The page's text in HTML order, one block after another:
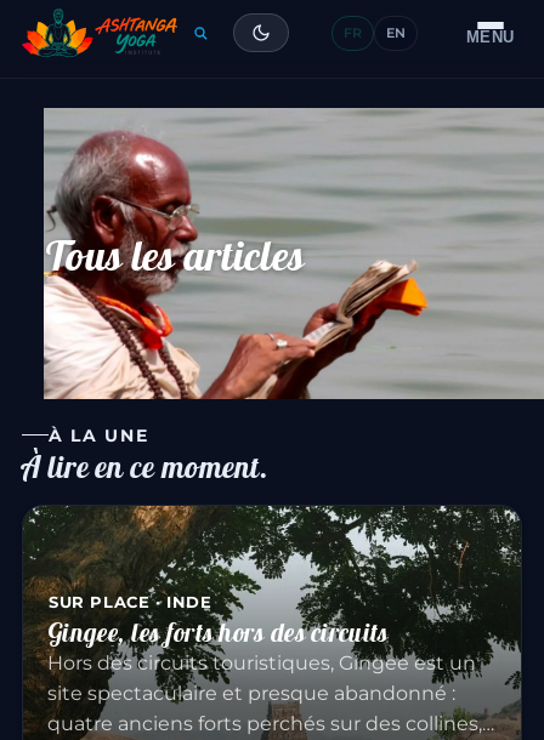
MENU
Formation
Articles
Glossaire
Contact
FR EN
Tous les articles
À LA UNE
À lire en ce moment.
SUR PLACE · INDE
Gingee, les forts hors des circuits
Hors des circuits touristiques, Gingee est un
site spectaculaire et presque abandonné :
quatre anciens forts perchés sur des collines,